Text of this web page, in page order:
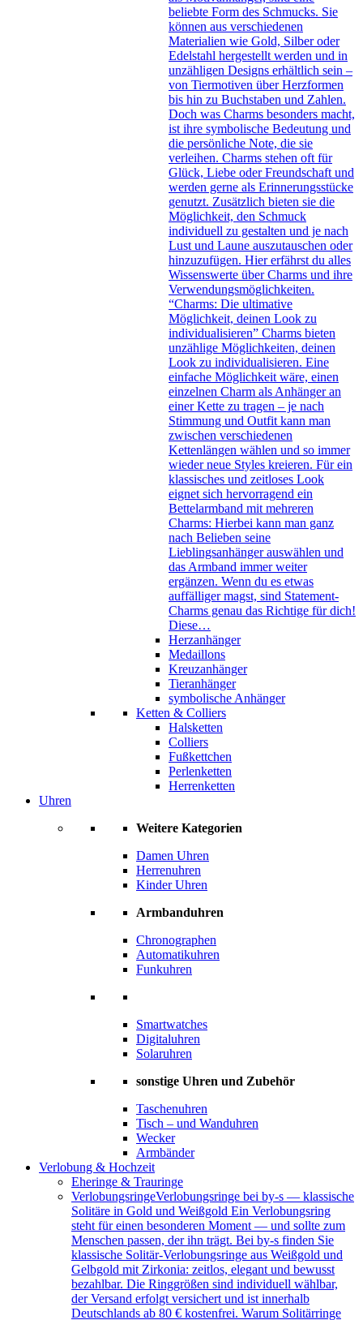
beliebte Form des Schmucks. Sie
können aus verschiedenen
Materialien wie Gold, Silber oder
Edelstahl hergestellt werden und in
unzähligen Designs erhältlich sein –
von Tiermotiven über Herzformen
bis hin zu Buchstaben und Zahlen.
Doch was Charms besonders macht,
ist ihre symbolische Bedeutung und
die persönliche Note, die sie
verleihen. Charms stehen oft für
Glück, Liebe oder Freundschaft und
werden gerne als Erinnerungsstücke
genutzt. Zusätzlich bieten sie die
Möglichkeit, den Schmuck
individuell zu gestalten und je nach
Lust und Laune auszutauschen oder
hinzuzufügen. Hier erfährst du alles
Wissenswerte über Charms und ihre
Verwendungsmöglichkeiten.
“Charms: Die ultimative
Möglichkeit, deinen Look zu
individualisieren” Charms bieten
unzählige Möglichkeiten, deinen
Look zu individualisieren. Eine
einfache Möglichkeit wäre, einen
einzelnen Charm als Anhänger an
einer Kette zu tragen – je nach
Stimmung und Outfit kann man
zwischen verschiedenen
Kettenlängen wählen und so immer
wieder neue Styles kreieren. Für ein
klassisches und zeitloses Look
eignet sich hervorragend ein
Bettelarmband mit mehreren
Charms: Hierbei kann man ganz
nach Belieben seine
Lieblingsanhänger auswählen und
das Armband immer weiter
ergänzen. Wenn du es etwas
auffälliger magst, sind Statement-
Charms genau das Richtige für dich!
Diese…
Herzanhänger
Medaillons
Kreuzanhänger
Tieranhänger
symbolische Anhänger
Ketten & Colliers
Halsketten
Colliers
Fußkettchen
Perlenketten
Herrenketten
Uhren
Weitere Kategorien
Damen Uhren
Herrenuhren
Kinder Uhren
Armbanduhren
Chronographen
Automatikuhren
Funkuhren
Smartwatches
Digitaluhren
Solaruhren
sonstige Uhren und Zubehör
Taschenuhren
Tisch – und Wanduhren
Wecker
Armbänder
Verlobung & Hochzeit
Eheringe & Trauringe
VerlobungsringeVerlobungsringe bei by-s — klassische
Solitäre in Gold und Weißgold Ein Verlobungsring
steht für einen besonderen Moment — und sollte zum
Menschen passen, der ihn trägt. Bei by-s finden Sie
klassische Solitär-Verlobungsringe aus Weißgold und
Gelbgold mit Zirkonia: zeitlos, elegant und bewusst
bezahlbar. Die Ringgrößen sind individuell wählbar,
der Versand erfolgt versichert und ist innerhalb
Deutschlands ab 80 € kostenfrei. Warum Solitärringe